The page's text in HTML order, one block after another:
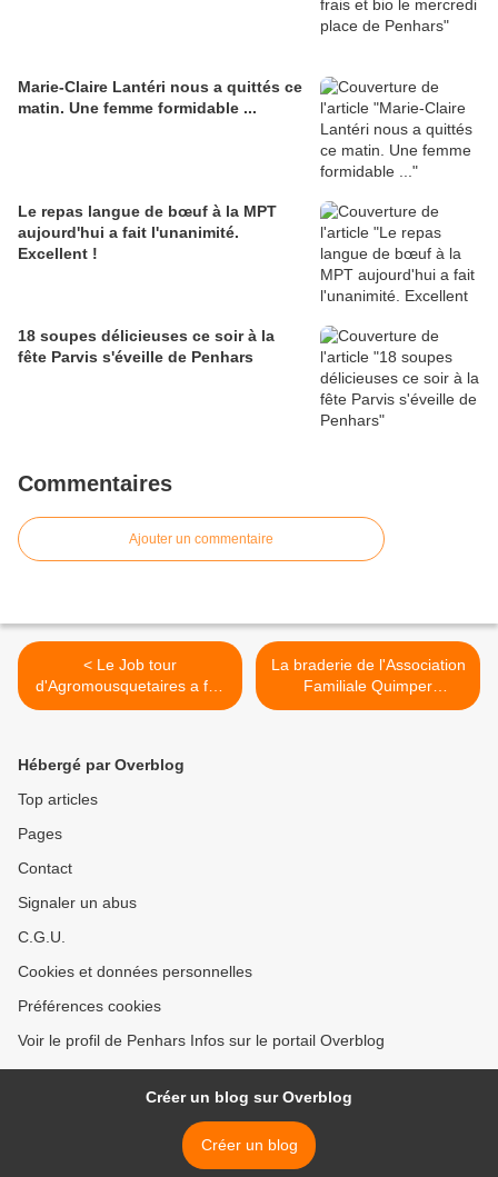
Marie-Claire Lantéri nous a quittés ce
matin. Une femme formidable ...
Le repas langue de bœuf à la MPT
aujourd'hui a fait l'unanimité.
Excellent !
18 soupes délicieuses ce soir à la
fête Parvis s'éveille de Penhars
Commentaires
Ajouter un commentaire
< Le Job tour
d'Agromousquetaires a fait
étape aujourd'hui à
La braderie de l'Association
Familiale Quimper
Cornouaille a bien marché
Hébergé par Overblog
Top articles
Pages
Contact
Signaler un abus
C.G.U.
Cookies et données personnelles
Préférences cookies
Voir le profil de Penhars Infos sur le portail Overblog
Créer un blog sur Overblog
Créer un blog